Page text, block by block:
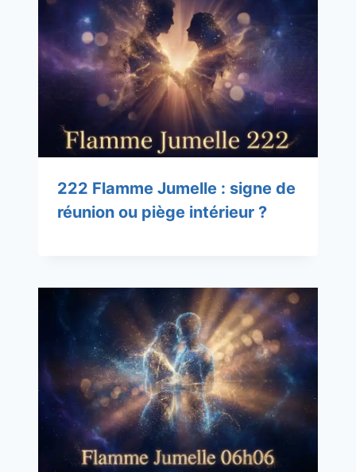
222 Flamme Jumelle : signe de
réunion ou piège intérieur ?